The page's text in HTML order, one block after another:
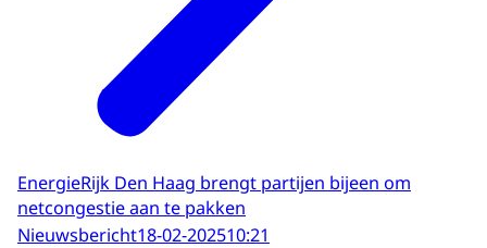
EnergieRijk Den Haag brengt partijen bijeen om
netcongestie aan te pakken
Nieuwsbericht18-02-202510:21